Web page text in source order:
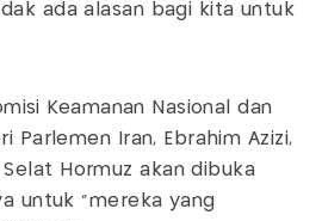
ada alasan bagi kita untuk
Keamanan Nasional dan
Parlemen Iran, Ebrahim Azizi,
Hormuz akan dibuka
untuk "mereka yang